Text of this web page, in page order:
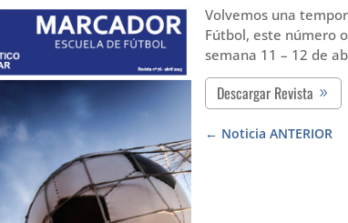
Volvemos una
Fútbol, este número
semana 11 – 12 de
Descargar Revista
Noticia ANTERIOR